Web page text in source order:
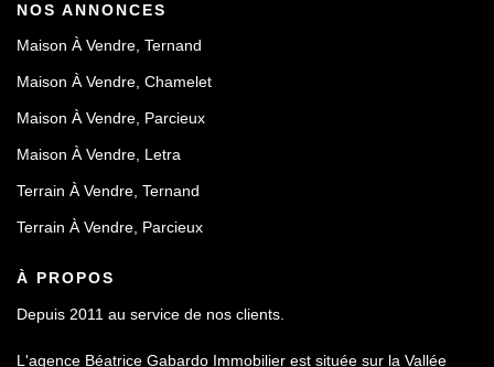
NOS ANNONCES
Maison À Vendre, Ternand
Maison À Vendre, Chamelet
Maison À Vendre, Parcieux
Maison À Vendre, Letra
Terrain À Vendre, Ternand
Terrain À Vendre, Parcieux
À PROPOS
Depuis 2011 au service de nos clients.
L'agence Béatrice Gabardo Immobilier est située sur la Vallée